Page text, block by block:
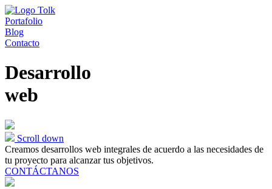
Portafolio
Blog
Contacto
Desarrollo
web
Scroll down
Creamos desarrollos web integrales de acuerdo a las necesidades de
tu proyecto para alcanzar tus objetivos.
CONTÁCTANOS